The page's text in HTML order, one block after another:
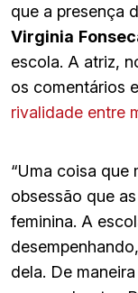
que a presença
Virginia
escola. A atriz,
os comentários e
rivalidade entre
“Uma coisa que
obsessão que
feminina. A
dela. De